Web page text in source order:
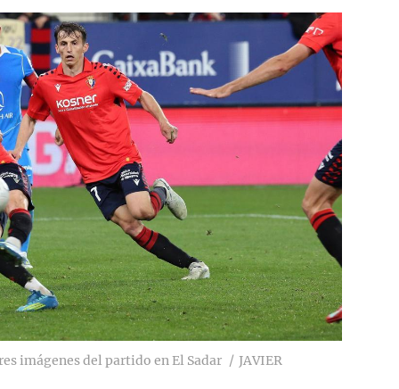
imágenes del partido en El Sadar JAVIER